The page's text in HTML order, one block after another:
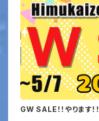
GW SALE！！やります！！